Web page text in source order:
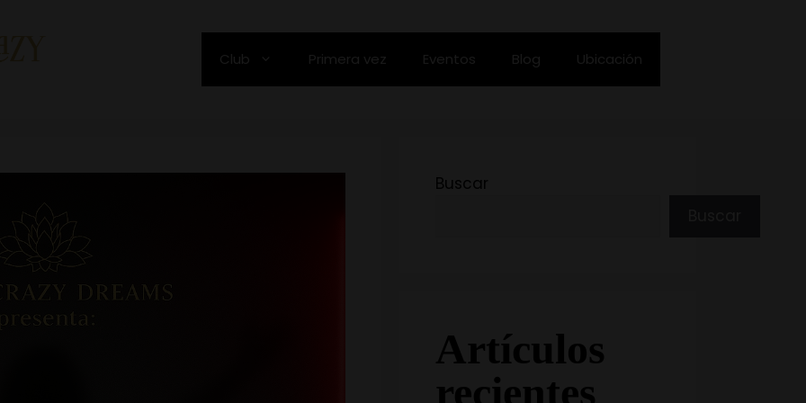
Club Primera vez Eventos Blog Ubicación
Buscar
Artículos
recientes